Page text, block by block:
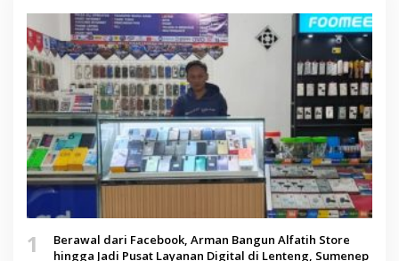
1
Berawal dari Facebook, Arman Bangun Alfatih Store
hingga Jadi Pusat Layanan Digital di Lenteng, Sumenep